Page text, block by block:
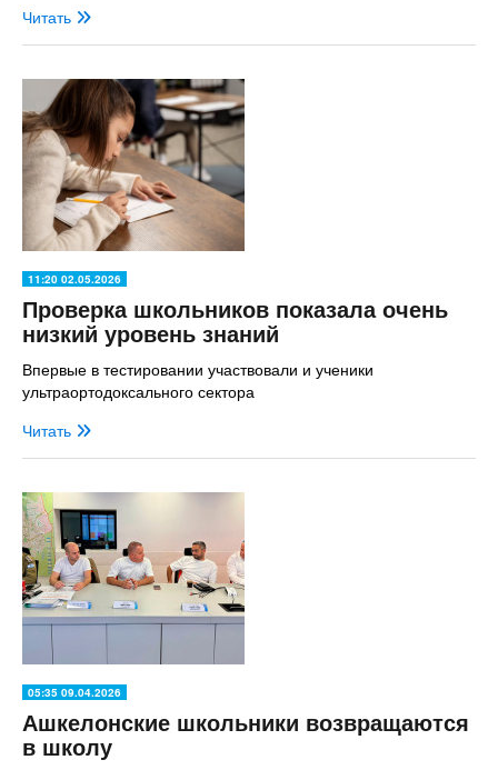
Читать
11:20 02.05.2026
Проверка школьников показала очень
низкий уровень знаний
Впервые в тестировании участвовали и ученики
ультраортодоксального сектора
Читать
05:35 09.04.2026
Ашкелонские школьники возвращаются
в школу